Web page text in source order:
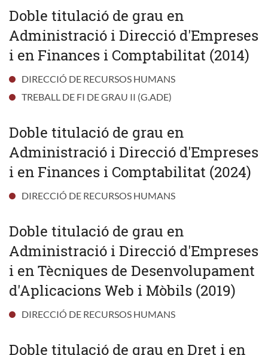
Doble titulació de grau en
Administració i Direcció d'Empreses
i en Finances i Comptabilitat (2014)
DIRECCIÓ DE RECURSOS HUMANS
TREBALL DE FI DE GRAU II (G.ADE)
Doble titulació de grau en
Administració i Direcció d'Empreses
i en Finances i Comptabilitat (2024)
DIRECCIÓ DE RECURSOS HUMANS
Doble titulació de grau en
Administració i Direcció d'Empreses
i en Tècniques de Desenvolupament
d'Aplicacions Web i Mòbils (2019)
DIRECCIÓ DE RECURSOS HUMANS
Doble titulació de grau en Dret i en